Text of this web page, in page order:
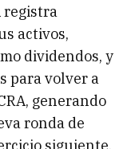
registra
activos,
dividendos, y
para volver a
generando
ronda de